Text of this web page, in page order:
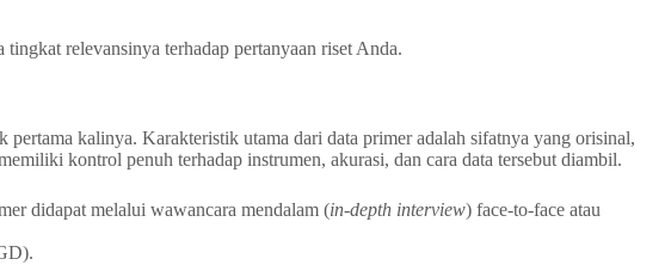
relevansinya terhadap pertanyaan riset Anda.
kalinya. Karakteristik utama dari data primer adalah sifatnya yang orisinal,
kontrol penuh terhadap instrumen, akurasi, dan cara data tersebut diambil.
didapat melalui wawancara mendalam (in-depth interview) face-to-face atau